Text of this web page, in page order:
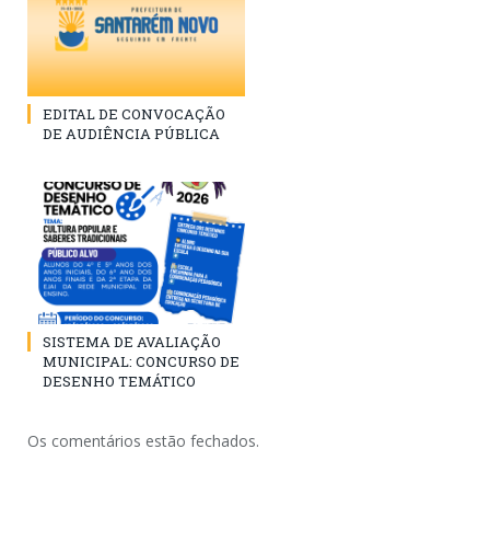
EDITAL DE CONVOCAÇÃO
DE AUDIÊNCIA PÚBLICA
SISTEMA DE AVALIAÇÃO
MUNICIPAL: CONCURSO DE
DESENHO TEMÁTICO
Os comentários estão fechados.